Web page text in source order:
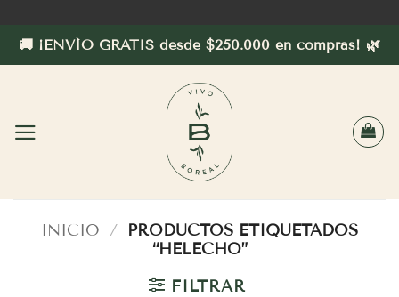
contenido
🚚 ¡ENVÍO GRATIS desde $250.000 en compras! 🌿
INICIO / PRODUCTOS ETIQUETADOS
“HELECHO”
FILTRAR